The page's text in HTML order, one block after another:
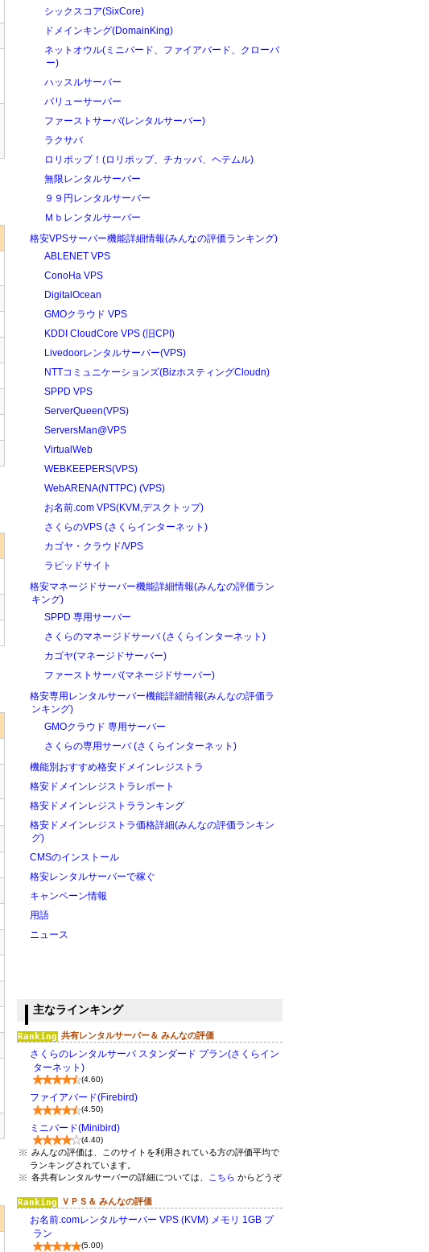
シックスコア(SixCore)
ドメインキング(DomainKing)
ネットオウル(ミニバード、ファイアバード、クローバ
ー)
ハッスルサーバー
バリューサーバー
ファーストサーバ(レンタルサーバー)
ラクサバ
ロリポップ！(ロリポップ、チカッパ、ヘテムル)
無限レンタルサーバー
９９円レンタルサーバー
Ｍｂレンタルサーバー
格安VPSサーバー機能詳細情報(みんなの評価ランキング)
ABLENET VPS
ConoHa VPS
DigitalOcean
GMOクラウド VPS
KDDI CloudCore VPS (旧CPI)
Livedoorレンタルサーバー(VPS)
NTTコミュニケーションズ(BizホスティングCloudn)
SPPD VPS
ServerQueen(VPS)
ServersMan@VPS
VirtualWeb
WEBKEEPERS(VPS)
WebARENA(NTTPC) (VPS)
お名前.com VPS(KVM,デスクトップ)
さくらのVPS (さくらインターネット)
カゴヤ・クラウド/VPS
ラピッドサイト
格安マネージドサーバー機能詳細情報(みんなの評価ラン
キング)
SPPD 専用サーバー
さくらのマネージドサーバ (さくらインターネット)
カゴヤ(マネージドサーバー)
ファーストサーバ(マネージドサーバー)
格安専用レンタルサーバー機能詳細情報(みんなの評価ラ
ンキング)
GMOクラウド 専用サーバー
さくらの専用サーバ (さくらインターネット)
機能別おすすめ格安ドメインレジストラ
格安ドメインレジストラレポート
格安ドメインレジストラランキング
格安ドメインレジストラ価格詳細(みんなの評価ランキン
グ)
CMSのインストール
格安レンタルサーバーで稼ぐ
キャンペーン情報
用語
ニュース
主なラインキング
共有レンタルサーバー＆ みんなの評価
さくらのレンタルサーバ スタンダード プラン(さくらイン
ターネット)
(4.60)
ファイアバード(Firebird)
(4.50)
ミニバード(Minibird)
(4.40)
みんなの評価は、このサイトを利用されている方の評価平均で
ランキングされています。
各共有レンタルサーバーの詳細については、
こちら からどうぞ
ＶＰＳ＆ みんなの評価
お名前.comレンタルサーバー VPS (KVM) メモリ 1GB プ
ラン
(5.00)